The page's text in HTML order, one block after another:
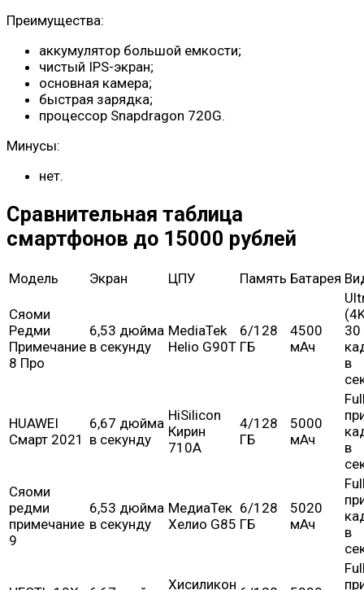
Преимущества:
аккумулятор большой емкости;
чистый IPS-экран;
основная камера;
быстрая зарядка;
процессор Snapdragon 720G.
Минусы:
нет.
Сравнительная таблица
смартфонов до 15000 рублей
Модель Экран ЦПУ Память Батарея
Сяоми
Редми
Примечание
8 Про
6,53 дюйма
в секунду
MediaTek
Helio G90T
6/128
ГБ
4500
мАч
30
в
HUAWEI
Смарт 2021
6,67 дюйма
в секунду
HiSilicon
Кирин
710A
4/128
ГБ
5000
мАч
в
Сяоми
редми
примечание
9
6,53 дюйма
в секунду
МедиаТек
Хелио G85
6/128
ГБ
5020
мАч
в
Хисиликон